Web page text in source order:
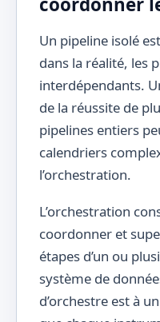
Un pipeline isolé
dans la réalité, les
interdépendants.
de la réussite de
pipelines entiers
calendriers
l’orchestration.
L’orchestration
coordonner et
étapes d’un ou
système de
d’orchestre est à